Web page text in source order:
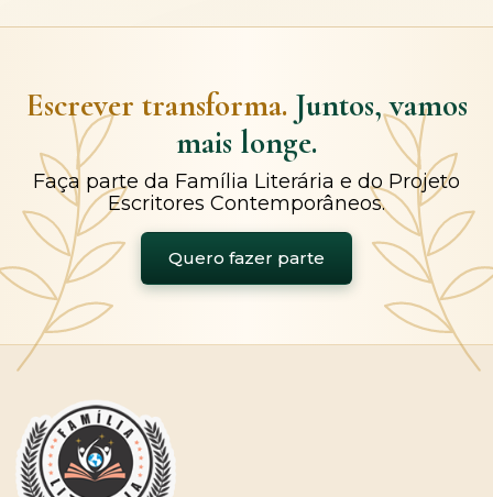
Escrever transforma. Juntos, vamos
mais longe.
Faça parte da Família Literária e do Projeto
Escritores Contemporâneos.
Quero fazer parte